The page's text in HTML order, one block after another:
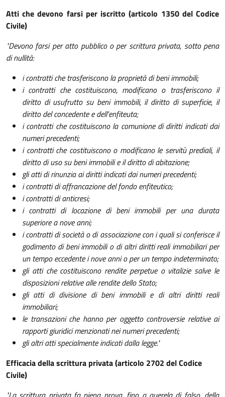
Atti che devono farsi per iscritto (articolo 1350 del Codice
Civile)
"Devono farsi per atto pubblico o per scrittura privata, sotto pena
di nullità:
i contratti che trasferiscono la proprietà di beni immobili;
i contratti che costituiscono, modificano o trasferiscono il
diritto di usufrutto su beni immobili, il diritto di superficie, il
diritto del concedente e dell'enfiteuta;
i contratti che costituiscono la comunione di diritti indicati dai
numeri precedenti;
i contratti che costituiscono o modificano le servitù prediali, il
diritto di uso su beni immobili e il diritto di abitazione;
gli atti di rinunzia ai diritti indicati dai numeri precedenti;
i contratti di affrancazione del fondo enfiteutico;
i contratti di anticresi;
i contratti di locazione di beni immobili per una durata
superiore a nove anni;
i contratti di società o di associazione con i quali si conferisce il
godimento di beni immobili o di altri diritti reali immobiliari per
un tempo eccedente i nove anni o per un tempo indeterminato;
gli atti che costituiscono rendite perpetue o vitalizie salve le
disposizioni relative alle rendite dello Stato;
gli atti di divisione di beni immobili e di altri diritti reali
immobiliari;
le transazioni che hanno per oggetto controversie relative ai
rapporti giuridici menzionati nei numeri precedenti;
gli altri atti specialmente indicati dalla legge."
Efficacia della scrittura privata (articolo 2702 del Codice
Civile)